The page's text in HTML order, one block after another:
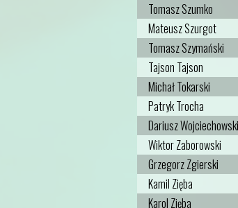
Tomasz Szumko
Mateusz Szurgot
Tomasz Szymański
Tajson Tajson
Michał Tokarski
Patryk Trocha
Dariusz Wojciechowski
Wiktor Zaborowski
Grzegorz Zgierski
Kamil Zięba
Karol Zięba